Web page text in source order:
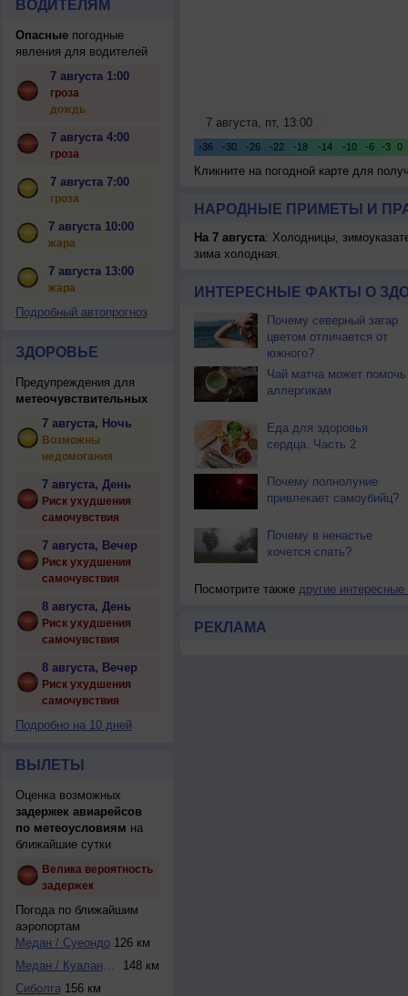
ВОДИТЕЛЯМ
Опасныепогодные
явления для водителей
7 августа 1:00
гроза
дождь
7 августа 4:00
гроза
7 августа 7:00
гроза
7 августа 10:00
жара
7 августа 13:00
жара
Подробный автопрогноз
ЗДОРОВЬЕ
Предупреждения для
метеочувствительных
7 августа, Ночь
Возможны
недомогания
7 августа, День
Риск ухудшения
самочувствия
7 августа, Вечер
Риск ухудшения
самочувствия
8 августа, День
Риск ухудшения
самочувствия
8 августа, Вечер
Риск ухудшения
самочувствия
Подробно на 10 дней
ВЫЛЕТЫ
Оценка возможных
задержек авиарейсов
по метеоусловиям на
ближайшие сутки
Велика вероятность
задержек
Погода по ближайшим
аэропортам
Медан / Суеондо126 км
Медан / Куаланаму
148 км
Сиболга156 км
Кликните на погодной карте для
НАРОДНЫЕ ПРИМЕТЫ И
На 7 августа: Холодницы,
зима холодная.
ИНТЕРЕСНЫЕ ФАКТЫ О
Почему северный загар
цветом отличается от
южного?
Чай матча может помочь
аллергикам
Еда для здоровья
сердца. Часть 2
Почему полнолуние
привлекает самоубийц?
Почему в ненастье
хочется спать?
Посмотрите также другие интересные
РЕКЛАМА